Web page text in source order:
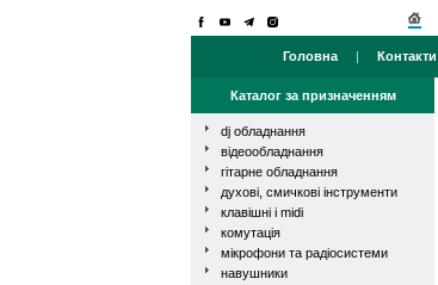
Головна | Контакти
Каталог за призначенням
dj обладнання
відеообладнання
гітарне обладнання
духові, смичкові інструменти
клавішні і midi
комутація
мікрофони та радіосистеми
навушники